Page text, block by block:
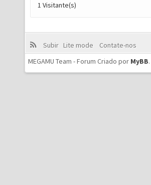
1 Visitante(s)
Subir Lite mode
Contate-nos
MEGAMU Team - Forum Criado por MyBB.